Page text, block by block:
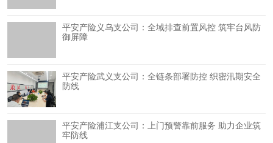
平安产险义乌支公司：全域排查前置风控 筑牢台风防
御屏障
平安产险武义支公司：全链条部署防控 织密汛期安全
防线
平安产险浦江支公司：上门预警靠前服务 助力企业筑
牢防线